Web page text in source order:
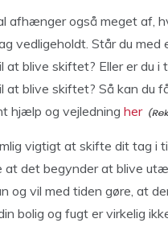
afhænger også meget af,
vedligeholdt. Står du med
blive skiftet? Eller er du i
blive skiftet? Så kan du
hjælp og vejledning her
vigtigt at skifte dit tag i
at det begynder at blive
og vil med tiden gøre, at
bolig og fugt er virkelig